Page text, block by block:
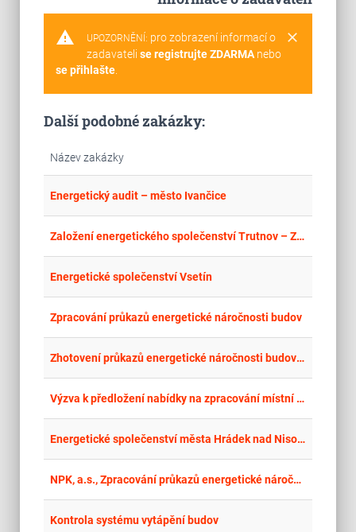
warning clear
UPOZORNĚNÍ: pro zobrazení informací o
zadavateli se registrujte ZDARMAnebo
se přihlašte.
Další podobné zakázky:
Název zakázky
Energetický audit – město Ivančice
Založení energetického společenství Trutnov – Zajištění služeb koordinátora energetického společenství a služeb k založení energetického společenství Trutnov
Energetické společenství Vsetín
Zpracování průkazů energetické náročnosti budov
Zhotovení průkazů energetické náročnosti budov (PENB) na objektech Nemocnice Znojmo
Výzva k předložení nabídky na zpracování místní energetické koncepce města Roztoky
Energetické společenství města Hrádek nad Nisou - opakované zadání
NPK, a.s., Zpracování průkazů energetické náročnosti budov (PENB)
Kontrola systému vytápění budov